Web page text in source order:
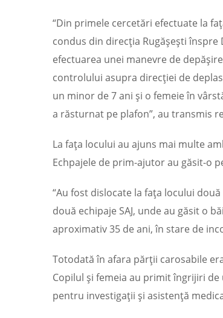
“Din primele cercetări efectuate la
condus din direcția Rugășești înspre
efectuarea unei manevre de
controlului asupra direcției de
un minor de 7 ani și o femeie în
a răsturnat pe plafon”, au transmis
La fața locului au ajuns mai multe
Echpajele de prim-ajutor au găsit-o
“Au fost dislocate la fața locului
două echipaje SAJ, unde au găsit o
aproximativ 35 de ani, în stare de
Totodată în afara părții carosabile
Copilul și femeia au primit îngrijiri
pentru investigații și asistență